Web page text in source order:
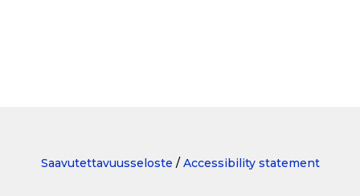
Saavutettavuusseloste / Accessibility statement